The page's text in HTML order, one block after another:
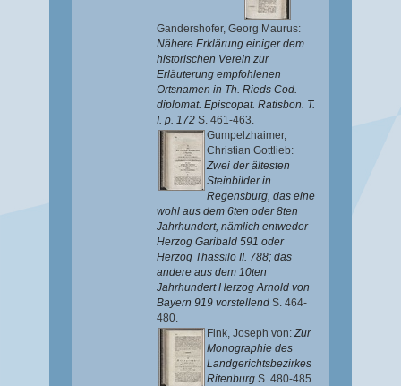
Gandershofer, Georg Maurus:
Nähere Erklärung einiger dem
historischen Verein zur
Erläuterung empfohlenen
Ortsnamen in Th. Rieds Cod.
diplomat. Episcopat. Ratisbon. T.
I. p. 172 S. 461-463.
Gumpelzhaimer,
Christian Gottlieb:
Zwei der ältesten
Steinbilder in
Regensburg, das eine
wohl aus dem 6ten oder 8ten
Jahrhundert, nämlich entweder
Herzog Garibald 591 oder
Herzog Thassilo II. 788; das
andere aus dem 10ten
Jahrhundert Herzog Arnold von
Bayern 919 vorstellend S. 464-
480.
Fink, Joseph von:Zur
Monographie des
Landgerichtsbezirkes
Ritenburg S. 480-485.